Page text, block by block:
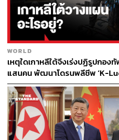
ชนชั้นนำของเกาหลีเหนือ ถูกก่อ
สนับสนุนทางการเงินส่วนใหญ่จ
สหรัฐฯ-เกาหลีใต้ โดยอาจารย์
เป็นชาวต่างชาติ
4.ฮยอนซูลิม (Hyeon Soo-
ชาวแคนาดาที่เดินทางมาจากเกา
ลงโทษจำคุกตลอดชีวิตในเดือนธั
อาชญากรรมที่เป็นภัยต่อชาติ
5. ซานดรา ซู (Sandra Suh) อ
จับกุมและเนรเทศออกจากประเท
ในข้อหาปล่อยสื่อประชาสัมพันธ์
โจมตีเกาหลีเหนือ
WORLD
เหตุใดเกาหลีใต้จึงเร่งปฏิรูปกอง
แสนคน พัฒนาโดรนพลีชีพ ‘K-